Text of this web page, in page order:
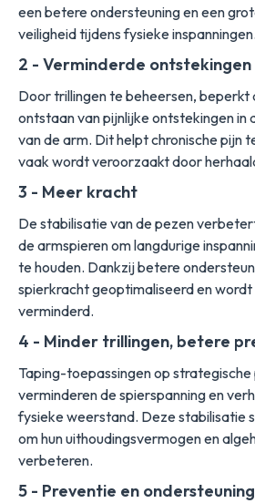
een betere ondersteuning en een
veiligheid tijdens fysieke inspanningen.
2 - Verminderde ontstekingen
Door trillingen te beheersen, beperkt
ontstaan van pijnlijke ontstekingen in
van de arm. Dit helpt chronische pijn
vaak wordt veroorzaakt door
3 - Meer kracht
De stabilisatie van de pezen
de armspieren om langdurige
te houden. Dankzij betere
spierkracht geoptimaliseerd en
verminderd.
4 - Minder trillingen, betere
Taping-toepassingen op
verminderen de spierspanning en
fysieke weerstand. Deze stabilisatie
om hun uithoudingsvermogen en
verbeteren.
5 - Preventie en ondersteuning